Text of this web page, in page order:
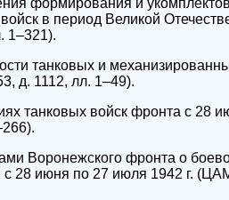
формирования и
в период Великой
1–321).
танковых и
д. 1112, лл. 1–49).
танковых войск фронта с 28
Воронежского фронта о
с 28 июня по 27 июля 1942 г.